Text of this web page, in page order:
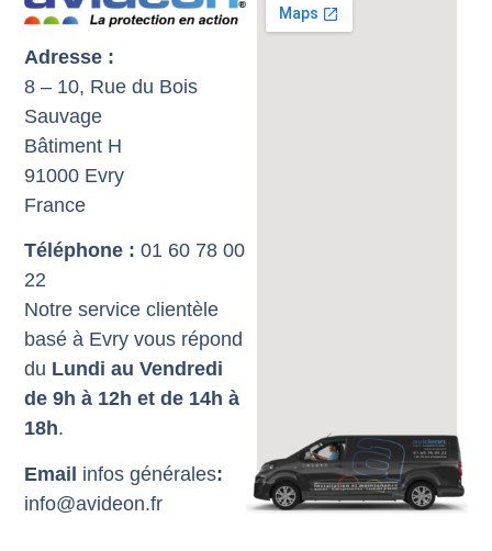
Adresse :
8 – 10, Rue du Bois
Sauvage
Bâtiment H
91000 Evry
France
Téléphone : 01 60 78 00
22
Notre service clientèle
basé à Evry vous répond
du Lundi au Vendredi
de 9h à 12h et de 14h à
18h.
Email infos générales:
info@avideon.fr